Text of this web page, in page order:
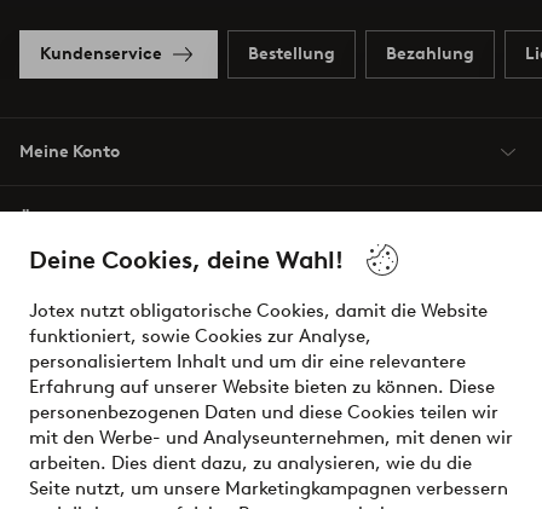
Deine Cookies, deine Wahl!
Jotex nutzt obligatorische Cookies, damit die Website
funktioniert, sowie Cookies zur Analyse,
personalisiertem Inhalt und um dir eine relevantere
Erfahrung auf unserer Website bieten zu können. Diese
personenbezogenen Daten und diese Cookies teilen wir
mit den Werbe- und Analyseunternehmen, mit denen wir
arbeiten. Dies dient dazu, zu analysieren, wie du die
Seite nutzt, um unsere Marketingkampagnen verbessern
Kundenservice Bestellung Bezahlung
Meine Konto
Bedingungen
Sichere Zahlungen - Jetzt bezahlen oder aufteilen
Möchtest du mehr über unsere